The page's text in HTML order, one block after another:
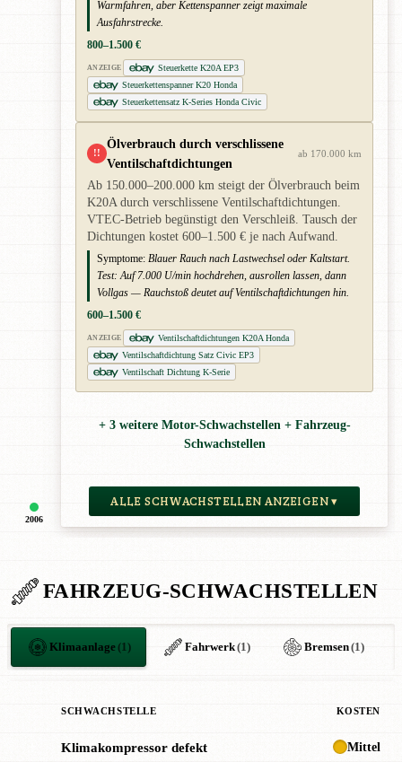
2006
Warmfahren, aber Kettenspanner zeigt maximale
Ausfahrstrecke.
800–1.500 €
ANZEIGE
Steuerkette K20A EP3
Steuerkettenspanner K20 Honda
Steuerkettensatz K-Series Honda Civic
!!
Ölverbrauch durch verschlissene
Ventilschaftdichtungen
ab 170.000 km
Ab 150.000–200.000 km steigt der Ölverbrauch beim
K20A durch verschlissene Ventilschaftdichtungen.
VTEC-Betrieb begünstigt den Verschleiß. Tausch der
Dichtungen kostet 600–1.500 € je nach Aufwand.
Symptome: Blauer Rauch nach Lastwechsel oder Kaltstart.
Test: Auf 7.000 U/min hochdrehen, ausrollen lassen, dann
Vollgas — Rauchstoß deutet auf Ventilschaftdichtungen hin.
600–1.500 €
ANZEIGE
Ventilschaftdichtungen K20A Honda
Ventilschaftdichtung Satz Civic EP3
Ventilschaft Dichtung K-Serie
+ 3 weitere Motor-Schwachstellen + Fahrzeug-
Schwachstellen
ALLE SCHWACHSTELLEN ANZEIGEN ▾
FAHRZEUG-SCHWACHSTELLEN
Klimaanlage(1) Fahrwerk(1) Bremsen(1)
SCHWACHSTELLE KOSTEN
Klimakompressor defekt Mittel